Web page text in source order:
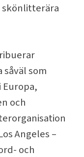
skönlitterära
som
och
Angeles –
och